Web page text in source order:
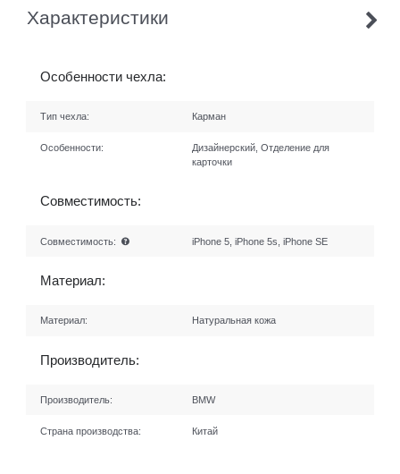
Характеристики
Особенности чехла:
Тип чехла: Карман
Особенности:
Дизайнерский, Отделение для
карточки
Совместимость:
Совместимость: iPhone 5, iPhone 5s, iPhone SE
Материал:
Материал: Натуральная кожа
Производитель:
Производитель: BMW
Страна производства: Китай